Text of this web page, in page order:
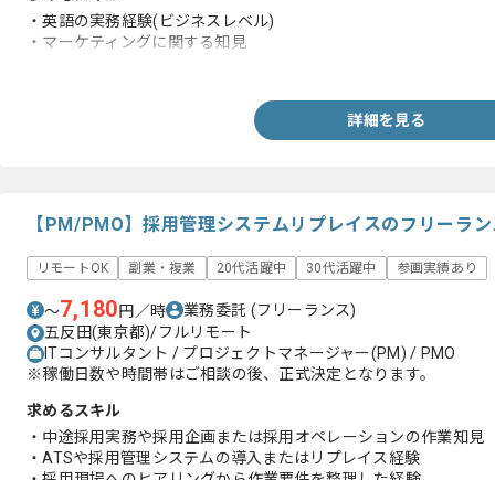
・英語の実務経験(ビジネスレベル)
・マーケティングに関する知見
詳細を見る
【PM/PMO】採用管理システムリプレイスのフリーラ
リモートOK 副業・複業 20代活躍中 30代活躍中 参画実績あり
〜7,180円／時 業務委託 (フリーランス)
五反田(東京都)/フルリモート
ITコンサルタント / プロジェクトマネージャー(PM) / PMO
※稼働日数や時間帯はご相談の後、正式決定となります。
求めるスキル
・中途採用実務や採用企画または採用オペレーションの作業知見
・ATSや採用管理システムの導入またはリプレイス経験